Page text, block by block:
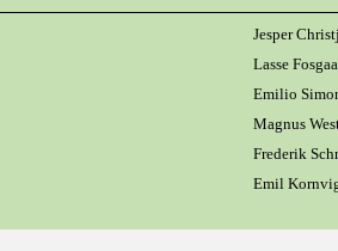
Jesper
Lasse
Emilio
Magnus
Frederik
Emil